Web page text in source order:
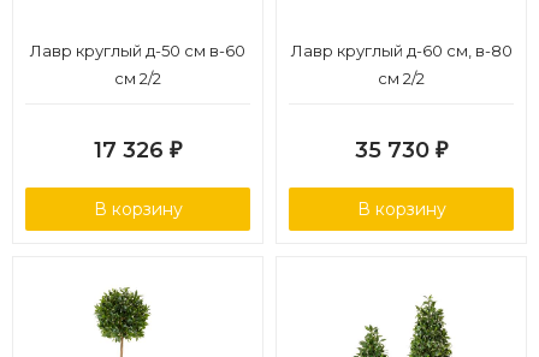
Лавр круглый д-50 см в-60
см 2/2
17 326 ₽
В корзину
Лавр круглый д-60 см, в-80
см 2/2
35 730 ₽
В корзину